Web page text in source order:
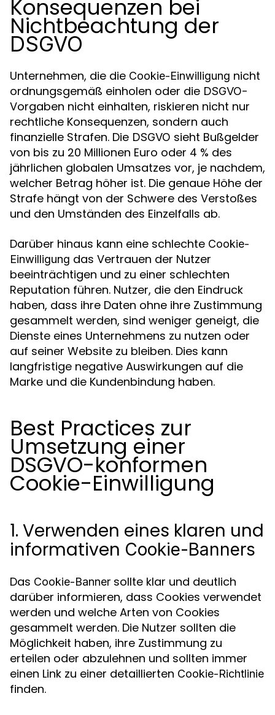
Konsequenzen bei
Nichtbeachtung der
DSGVO
Unternehmen, die die Cookie-Einwilligung nicht
ordnungsgemäß einholen oder die DSGVO-
Vorgaben nicht einhalten, riskieren nicht nur
rechtliche Konsequenzen, sondern auch
finanzielle Strafen. Die DSGVO sieht Bußgelder
von bis zu 20 Millionen Euro oder 4 % des
jährlichen globalen Umsatzes vor, je nachdem,
welcher Betrag höher ist. Die genaue Höhe der
Strafe hängt von der Schwere des Verstoßes
und den Umständen des Einzelfalls ab.
Darüber hinaus kann eine schlechte Cookie-
Einwilligung das Vertrauen der Nutzer
beeinträchtigen und zu einer schlechten
Reputation führen. Nutzer, die den Eindruck
haben, dass ihre Daten ohne ihre Zustimmung
gesammelt werden, sind weniger geneigt, die
Dienste eines Unternehmens zu nutzen oder
auf seiner Website zu bleiben. Dies kann
langfristige negative Auswirkungen auf die
Marke und die Kundenbindung haben.
Best Practices zur
Umsetzung einer
DSGVO-konformen
Cookie-Einwilligung
1. Verwenden eines klaren und
informativen Cookie-Banners
Das Cookie-Banner sollte klar und deutlich
darüber informieren, dass Cookies verwendet
werden und welche Arten von Cookies
gesammelt werden. Die Nutzer sollten die
Möglichkeit haben, ihre Zustimmung zu
erteilen oder abzulehnen und sollten immer
einen Link zu einer detaillierten Cookie-Richtlinie
finden.